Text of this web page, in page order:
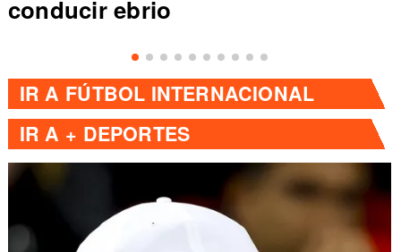
conducir ebrio
IR A FÚTBOL INTERNACIONAL
IR A + DEPORTES